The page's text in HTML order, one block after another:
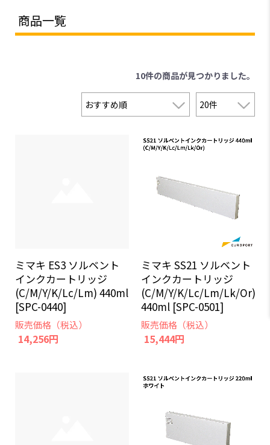
商品一覧
10件の商品が見つかりました。
ミマキ ES3 ソルベント
インクカートリッジ
(C/M/Y/K/Lc/Lm) 440ml
[SPC-0440]
販売価格（税込）
14,256円
ミマキ SS21 ソルベント
インクカートリッジ
(C/M/Y/K/Lc/Lm/Lk/Or)
440ml [SPC-0501]
販売価格（税込）
15,444円